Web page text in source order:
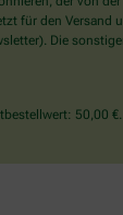
für den
Die
50,00